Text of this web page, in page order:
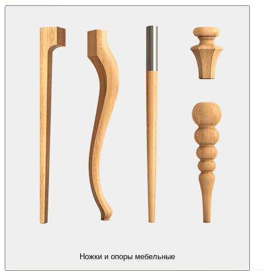
Ножки и опоры мебельные